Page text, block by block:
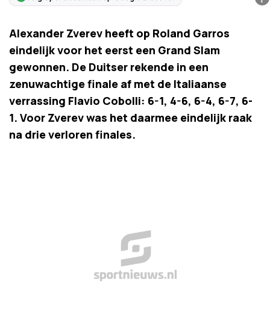
Alexander Zverev heeft op Roland Garros
eindelijk voor het eerst een Grand Slam
gewonnen. De Duitser rekende in een
zenuwachtige finale af met de Italiaanse
verrassing Flavio Cobolli: 6-1, 4-6, 6-4, 6-7, 6-
1. Voor Zverev was het daarmee eindelijk raak
na drie verloren finales.